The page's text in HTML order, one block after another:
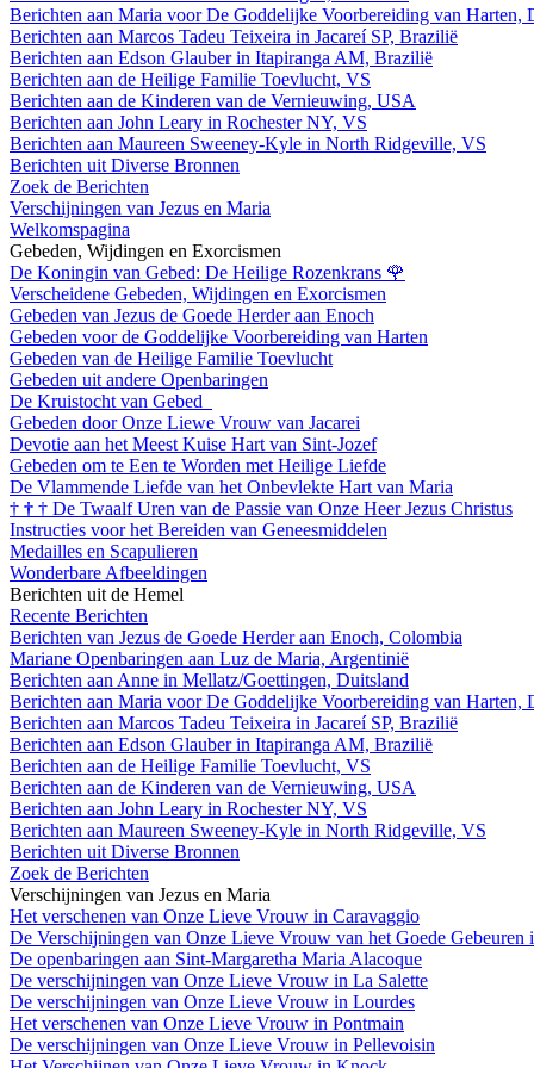
Berichten aan Maria voor De Goddelijke Voorbereiding van Harten,
Berichten aan Marcos Tadeu Teixeira in Jacareí SP, Brazilië
Berichten aan Edson Glauber in Itapiranga AM, Brazilië
Berichten aan de Heilige Familie Toevlucht, VS
Berichten aan de Kinderen van de Vernieuwing, USA
Berichten aan John Leary in Rochester NY, VS
Berichten aan Maureen Sweeney-Kyle in North Ridgeville, VS
Berichten uit Diverse Bronnen
Zoek de Berichten
Verschijningen van Jezus en Maria
Welkomspagina
Gebeden, Wijdingen en Exorcismen
De Koningin van Gebed: De Heilige Rozenkrans 🌹
Verscheidene Gebeden, Wijdingen en Exorcismen
Gebeden van Jezus de Goede Herder aan Enoch
Gebeden voor de Goddelijke Voorbereiding van Harten
Gebeden van de Heilige Familie Toevlucht
Gebeden uit andere Openbaringen
De Kruistocht van Gebed
Gebeden door Onze Liewe Vrouw van Jacarei
Devotie aan het Meest Kuise Hart van Sint-Jozef
Gebeden om te Een te Worden met Heilige Liefde
De Vlammende Liefde van het Onbevlekte Hart van Maria
† † † De Twaalf Uren van de Passie van Onze Heer Jezus Christus
Instructies voor het Bereiden van Geneesmiddelen
Medailles en Scapulieren
Wonderbare Afbeeldingen
Berichten uit de Hemel
Recente Berichten
Berichten van Jezus de Goede Herder aan Enoch, Colombia
Mariane Openbaringen aan Luz de Maria, Argentinië
Berichten aan Anne in Mellatz/Goettingen, Duitsland
Berichten aan Maria voor De Goddelijke Voorbereiding van Harten,
Berichten aan Marcos Tadeu Teixeira in Jacareí SP, Brazilië
Berichten aan Edson Glauber in Itapiranga AM, Brazilië
Berichten aan de Heilige Familie Toevlucht, VS
Berichten aan de Kinderen van de Vernieuwing, USA
Berichten aan John Leary in Rochester NY, VS
Berichten aan Maureen Sweeney-Kyle in North Ridgeville, VS
Berichten uit Diverse Bronnen
Zoek de Berichten
Verschijningen van Jezus en Maria
Het verschenen van Onze Lieve Vrouw in Caravaggio
De Verschijningen van Onze Lieve Vrouw van het Goede Gebeuren
De openbaringen aan Sint-Margaretha Maria Alacoque
De verschijningen van Onze Lieve Vrouw in La Salette
De verschijningen van Onze Lieve Vrouw in Lourdes
Het verschenen van Onze Lieve Vrouw in Pontmain
De verschijningen van Onze Lieve Vrouw in Pellevoisin